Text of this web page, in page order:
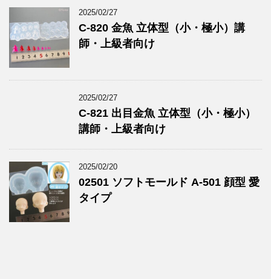
2025/02/27
C-820 金魚 立体型（小・極小）講
師・上級者向け
2025/02/27
C-821 出目金魚 立体型（小・極小）
講師・上級者向け
2025/02/20
02501 ソフトモールド A-501 顔型 愛
タイプ